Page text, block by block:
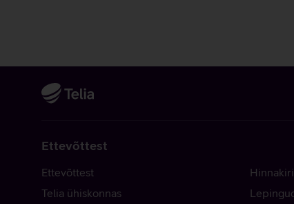
Ettevõttest
Ettevõttest
Telia ühiskonnas
Hinnakiri